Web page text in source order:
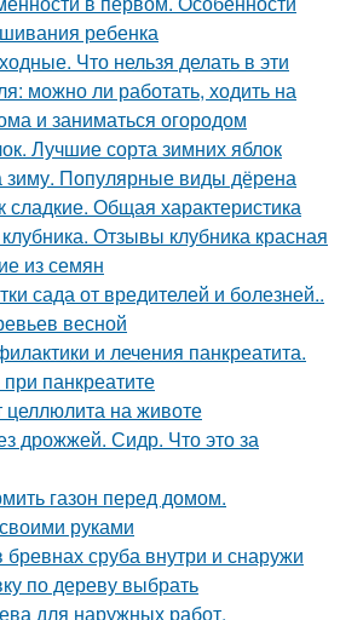
ребенка
Что нельзя делать в эти
можно ли работать, ходить на
и заниматься огородом
Лучшие сорта зимних яблок
зиму. Популярные виды дёрена
сладкие. Общая характеристика
Отзывы клубника красная
из семян
сада от вредителей и болезней..
весной
и лечения панкреатита.
панкреатите
целлюлита на животе
дрожжей. Сидр. Что это за
газон перед домом.
руками
сруба внутри и снаружи
по дереву выбрать
для наружных работ.